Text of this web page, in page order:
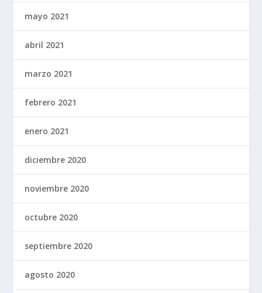
mayo 2021
abril 2021
marzo 2021
febrero 2021
enero 2021
diciembre 2020
noviembre 2020
octubre 2020
septiembre 2020
agosto 2020